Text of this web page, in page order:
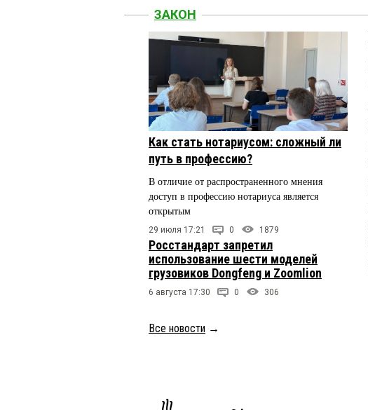
ЗАКОН
Как стать нотариусом: сложный ли
путь в профессию?
В отличие от распространенного мнения
доступ в профессию нотариуса является
открытым
29 июля 17:21 0 1879
Росстандарт запретил
использование шести моделей
грузовиков Dongfeng и Zoomlion
6 августа 17:30 0 306
Все новости →